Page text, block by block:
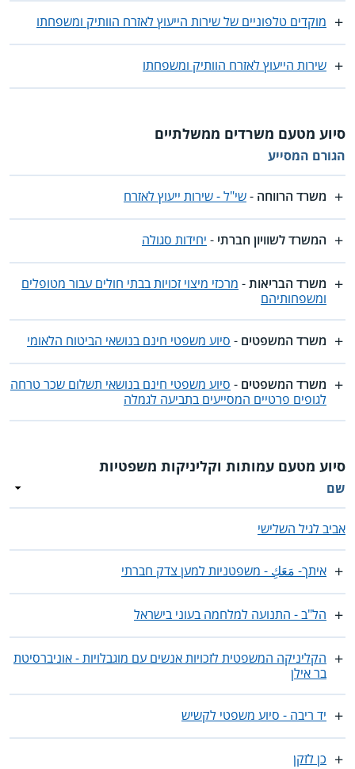
מוקדים טלפוניים של שירות הייעוץ לאזרח הוותיק ומשפחתו
שירות הייעוץ לאזרח הוותיק ומשפחתו
סיוע מטעם משרדים ממשלתיים
הגורם המסייע
משרד הרווחה -שי"ל - שירות ייעוץ לאזרח
המשרד לשוויון חברתי - יחידות סגולה
משרד הבריאות- מרכזי מיצוי זכויות בבתי חולים עבור מטופלים
ומשפחותיהם
משרד המשפטים - סיוע משפטי חינם בנושאי הביטוח הלאומי
משרד המשפטים - סיוע משפטי חינם בנושאי תשלום שכר טרחה
לגופים פרטיים המסייעים בתביעה לגמלה
סיוע מטעם עמותות וקליניקות משפטיות
שם
אביב לגיל השלישי
איתך- مَعَكِ - משפטניות למען צדק חברתי
הל"ב - התנועה למלחמה בעוני בישראל
הקליניקה המשפטית לזכויות אנשים עם מוגבלויות - אוניברסיטת
בר אילן
יד ריבה - סיוע משפטי לקשיש
כן לזקן